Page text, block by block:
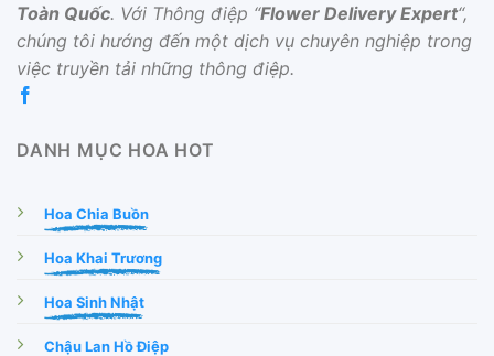
Toàn Quốc. Với Thông điệp “Flower Delivery Expert“,
chúng tôi hướng đến một dịch vụ chuyên nghiệp trong
việc truyền tải những thông điệp.
DANH MỤC HOA HOT
Hoa Chia Buồn
Hoa Khai Trương
Hoa Sinh Nhật
Chậu Lan Hồ Điệp